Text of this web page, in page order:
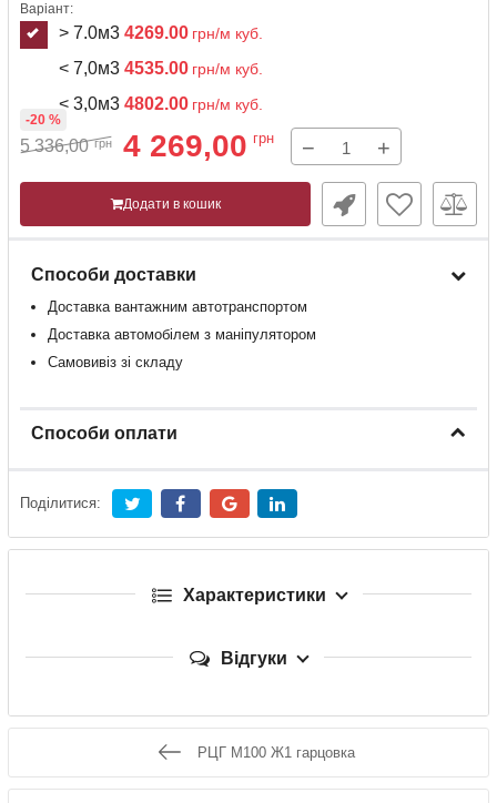
Варіант:
> 7.0м3 4269.00 грн/м куб.
< 7,0м3 4535.00 грн/м куб.
< 3,0м3 4802.00 грн/м куб.
5 336,00 грн 4 269,00 грн
-20 %
− +
Додати в кошик
Способи доставки
Доставка вантажним автотранспортом
Доставка автомобілем з маніпулятором
Самовивіз зі складу
Способи оплати
Поділитися:
Характеристики
Відгуки
РЦГ М100 Ж1 гарцовка